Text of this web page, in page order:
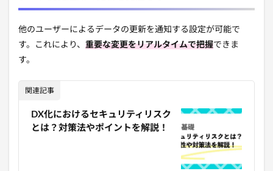
他のユーザーによるデータの更新を通知する設定が可能で
す。これにより、 重要な変更をリアルタイムで把握できま
す。
関連記事
DX化におけるセキュリティリスク
とは？対策法やポイントを解説！